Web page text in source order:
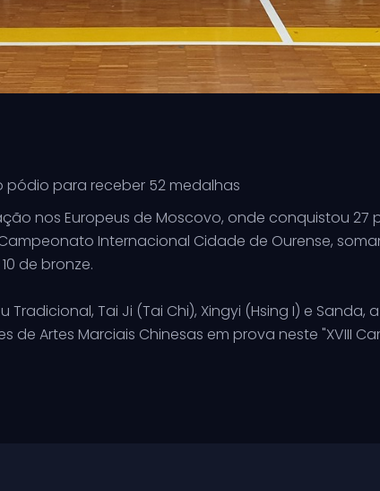
pódio para receber 52 medalhas
nos Europeus de Moscovo, onde conquistou 27
Internacional Cidade de Ourense,
de bronze.
Tai Ji (Tai Chi), Xingyi (Hsing I) e
de Artes Marciais Chinesas em prova neste "XVIII